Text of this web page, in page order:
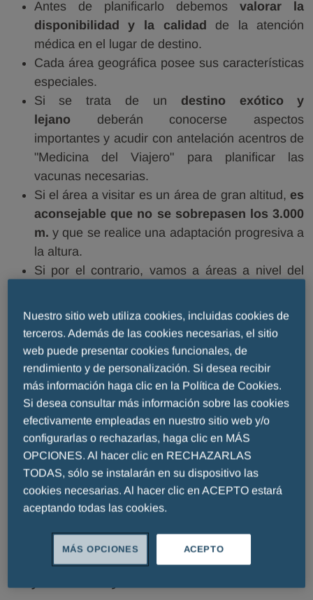
Antes de planificarlo debemosvalorar la
disponibilidad y la calidad
de la atención
médica en el lugar de destino.
Cada área geográfica posee sus características
especiales.
Si se trata de un destino exótico y
lejanodeberán conocerse aspectos
importantes y acudir con antelación acentros de
"Medicina del Viajero" para planificar las
vacunas necesarias.
Si el área a visitar es un área de gran altitud, es
aconsejable que no se sobrepasen los 3.000
m. y que se realice una adaptación progresiva a
la altura.
Si por el contrario, vamos a áreas a nivel del
tendremos en cuenta que la embarazada
soporta mal el calor, el bochorno, y la humedad,
pudiendo presentar frecuentes bajadas de
presión arterial, por lo que la hidratación,
siempre importante, adquiere aquí un papel
principal.
TIPO DE VIAJE
Es muy distinto planear un viaje de ocio y placer
para descansar que aquel con tintes de aventura y,
congresos, etc.).
Viajes de ocio y descanso
Nuestro sitio web utiliza cookies, incluidas cookies de
terceros. Además de las cookies necesarias, el sitio
web puede presentar cookies funcionales, de
rendimiento y de personalización. Si desea recibir
más información haga clic en la Política de Cookies.
Si desea consultar más información sobre las cookies
efectivamente empleadas en nuestro sitio web y/o
configurarlas o rechazarlas, haga clic en MÁS
OPCIONES. Al hacer clic en RECHAZARLAS
TODAS, sólo se instalarán en su dispositivo las
cookies necesarias. Al hacer clic en ACEPTO estará
aceptando todas las cookies.
ACEPTO
MÁS OPCIONES